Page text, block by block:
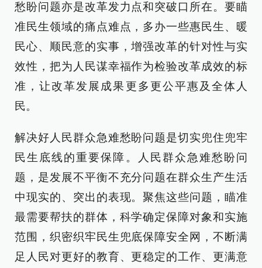
愁盼问题亦是改革发力点和突破口所在。要瞄
准民生领域的痛点难点，多办一些惠民生、暖
民心、顺民意的实事，增强改革的针对性与实
效性，把为人民谋幸福作为检验改革成效的标
准，让改革发展成果更多更公平惠及全体人
民。
解决好人民群众急难愁盼问题是切实兜住兜牢
民生底线的重要保障。人民群众急难愁盼问
题，是发展不平衡不充分问题在群众生产生活
中现实的、突出的表现。聚焦这些问题，瞄准
最需要帮扶的群体，科学确定保障对象和实施
范围，织密织牢民生兜底保障安全网，不断满
足人民对更好的教育、更稳定的工作、更满意